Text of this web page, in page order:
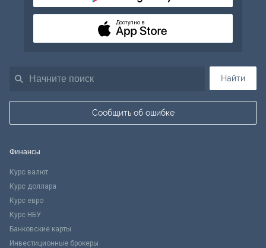
Найти
Сообщить об ошибке
Доступно в
Финансы
Курс валют
Курс доллара
Курс евро
Курс НБУ
Банковские карты
Инвестиционные брокеры